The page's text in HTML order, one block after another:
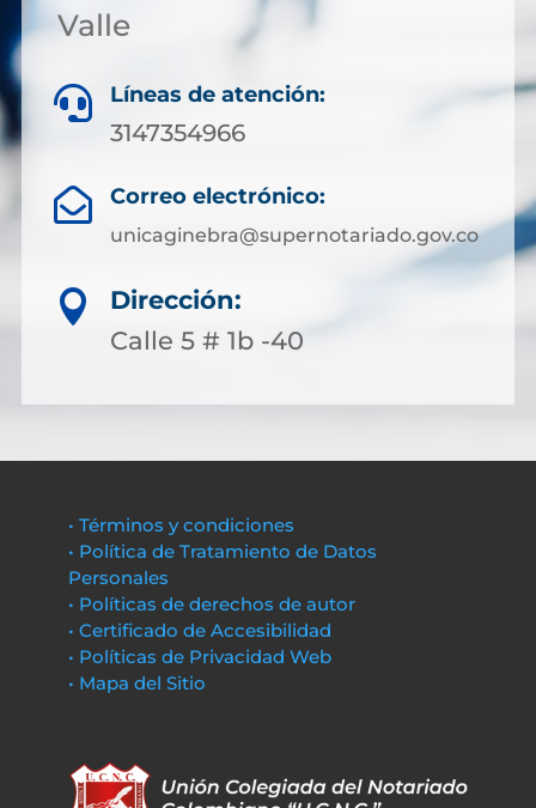
Valle
 Líneas de atención:
3147354966
 Correo electrónico:
unicaginebra@supernotariado.gov.co

Dirección:
Calle 5 # 1b -40
• Términos y condiciones
• Política de Tratamiento de Datos
Personales
• Políticas de derechos de autor
• Certificado de Accesibilidad
• Políticas de Privacidad Web
• Mapa del Sitio